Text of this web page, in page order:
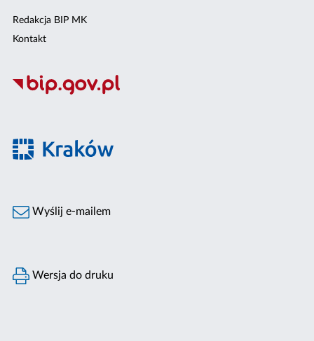
Redakcja BIP MK
Kontakt
Wyślij e-mailem
Wersja do druku